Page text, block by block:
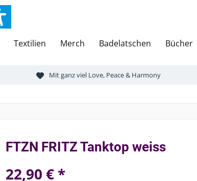
Textilien Merch Badelatschen Bücher
Mit ganz viel Love, Peace & Harmony
FTZN FRITZ Tanktop weiss
22,90 € *